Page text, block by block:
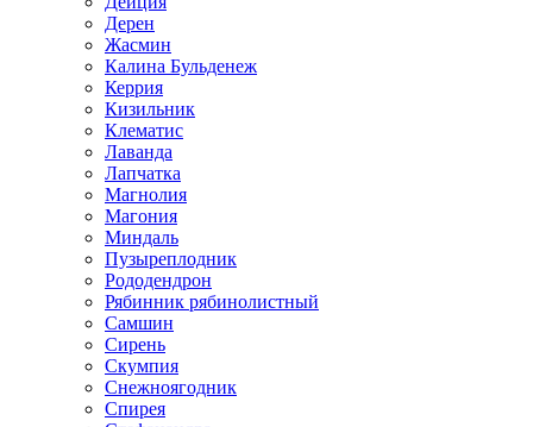
Дерен
Жасмин
Калина Бульденеж
Керрия
Кизильник
Клематис
Лаванда
Лапчатка
Магнолия
Магония
Миндаль
Пузыреплодник
Рододендрон
Рябинник рябинолистный
Самшин
Сирень
Скумпия
Снежноягодник
Спирея